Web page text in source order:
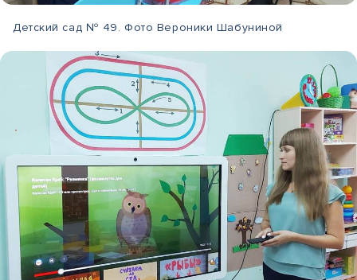
Детский сад № 49. Фото Вероники Шабуниной